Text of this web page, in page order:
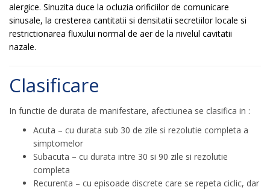
alergice. Sinuzita duce la ocluzia orificiilor de comunicare
sinusale, la cresterea cantitatii si densitatii secretiilor locale si
restrictionarea fluxului normal de aer de la nivelul cavitatii
nazale.
Clasificare
In functie de durata de manifestare, afectiunea se clasifica in :
Acuta – cu durata sub 30 de zile si rezolutie completa a
simptomelor
Subacuta – cu durata intre 30 si 90 zile si rezolutie
completa
Recurenta – cu episoade discrete care se repeta ciclic, dar